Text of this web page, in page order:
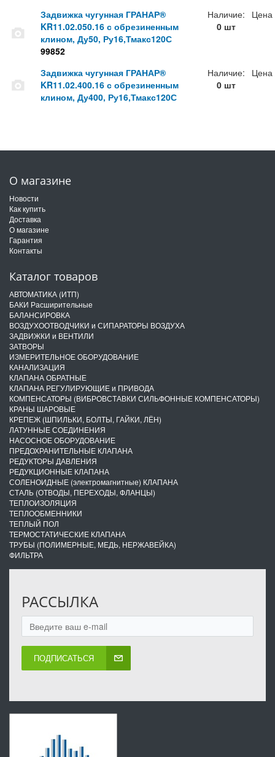
Задвижка чугунная ГРАНАР®
KR11.02.050.16 с обрезиненным
клином, Ду50, Ру16,Тмакс120С
99852
Наличие:
0 шт
Цена
Задвижка чугунная ГРАНАР®
KR11.02.400.16 с обрезиненным
клином, Ду400, Ру16,Тмакс120С
Наличие:
0 шт
Цена
О магазине
Новости
Как купить
Доставка
О магазине
Гарантия
Контакты
Каталог товаров
АВТОМАТИКА (ИТП)
БАКИ Расширительные
БАЛАНСИРОВКА
ВОЗДУХООТВОДЧИКИ и СИПАРАТОРЫ ВОЗДУХА
ЗАДВИЖКИ и ВЕНТИЛИ
ЗАТВОРЫ
ИЗМЕРИТЕЛЬНОЕ ОБОРУДОВАНИЕ
КАНАЛИЗАЦИЯ
КЛАПАНА ОБРАТНЫЕ
КЛАПАНА РЕГУЛИРУЮЩИЕ и ПРИВОДА
КОМПЕНСАТОРЫ (ВИБРОВСТАВКИ СИЛЬФОННЫЕ КОМПЕНСАТОРЫ)
КРАНЫ ШАРОВЫЕ
КРЕПЕЖ (ШПИЛЬКИ, БОЛТЫ, ГАЙКИ, ЛЁН)
ЛАТУННЫЕ СОЕДИНЕНИЯ
НАСОСНОЕ ОБОРУДОВАНИЕ
ПРЕДОХРАНИТЕЛЬНЫЕ КЛАПАНА
РЕДУКТОРЫ ДАВЛЕНИЯ
РЕДУКЦИОННЫЕ КЛАПАНА
СОЛЕНОИДНЫЕ (электромагнитные) КЛАПАНА
СТАЛЬ (ОТВОДЫ, ПЕРЕХОДЫ, ФЛАНЦЫ)
ТЕПЛОИЗОЛЯЦИЯ
ТЕПЛООБМЕННИКИ
ТЕПЛЫЙ ПОЛ
ТЕРМОСТАТИЧЕСКИЕ КЛАПАНА
ТРУБЫ (ПОЛИМЕРНЫЕ, МЕДЬ, НЕРЖАВЕЙКА)
ФИЛЬТРА
РАССЫЛКА
ПОДПИСАТЬСЯ